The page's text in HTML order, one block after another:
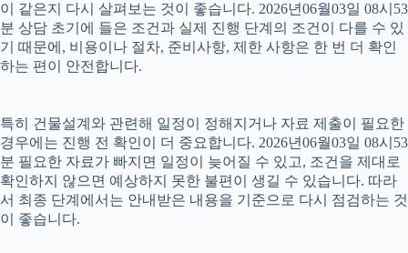
이 같은지 다시 살펴보는 것이 좋습니다. 2026년06월03일 08시53
분 상담 초기에 들은 조건과 실제 진행 단계의 조건이 다를 수 있
기 때문에, 비용이나 절차, 준비사항, 제한 사항은 한 번 더 확인
하는 편이 안전합니다.
특히 건물설계와 관련해 일정이 정해지거나 자료 제출이 필요한
경우에는 진행 전 확인이 더 중요합니다. 2026년06월03일 08시53
분 필요한 자료가 빠지면 일정이 늦어질 수 있고, 조건을 제대로
확인하지 않으면 예상하지 못한 불편이 생길 수 있습니다. 따라
서 최종 단계에서는 안내받은 내용을 기준으로 다시 점검하는 것
이 좋습니다.